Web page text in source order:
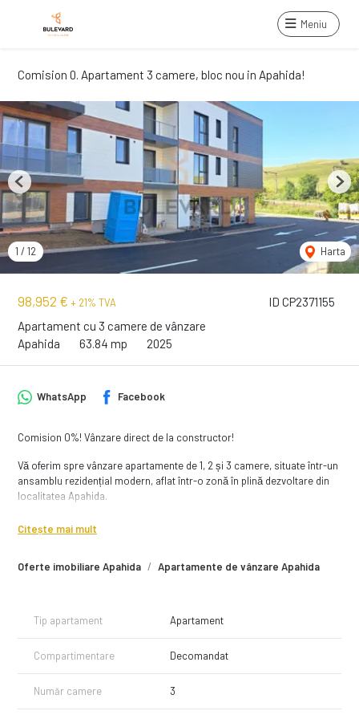
Meniu
Comision 0. Apartament 3 camere, bloc nou in Apahida!
ID CP2371155
98,952 € + 21% TVA
Apartament cu 3 camere de vânzare
Apahida
63.84 mp 2025
1 / 12 Harta
Previous Next
Oferte imobiliare Apahida Apartamente de vânzare Apahida
WhatsApp Facebook
Comision 0%! Vânzare direct de la constructor!
Vă oferim spre vânzare apartamente de 1, 2 și 3 camere, situate într-un
ansamblu rezidențial modern, aflat într-o zonă în plină dezvoltare din
localitatea Apahida.
Ansamblul este poziționat la doar 5 km de Aeroportul Internațional
Avram Iancu din Cluj-Napoca și beneficiază de acces rapid către
pentru un trai confortabil.
Ansamblul rezidențial impresionează prin arhitectura sa modernă și
calitatea materialelor utilizate. Acesta oferă apartamente de 1, 2 și 3
camere, cu suprafețe cuprinse între 37 și 75 mp, unele dintre ele
dispunând de terase generoase.
Citește mai mult
Tip apartament Apartament
Compartimentare Decomandat
Număr camere 3